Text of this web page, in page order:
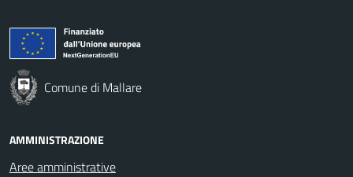
Comune di Mallare
AMMINISTRAZIONE
Aree amministrative